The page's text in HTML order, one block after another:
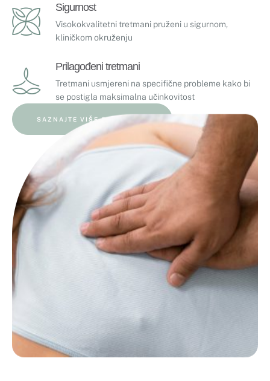
Sigurnost
Visokokvalitetni tretmani pruženi u sigurnom,
kliničkom okruženju
Prilagođeni tretmani
Tretmani usmjereni na specifične probleme kako bi
se postigla maksimalna učinkovitost
SAZNAJTE VIŠE O MENI